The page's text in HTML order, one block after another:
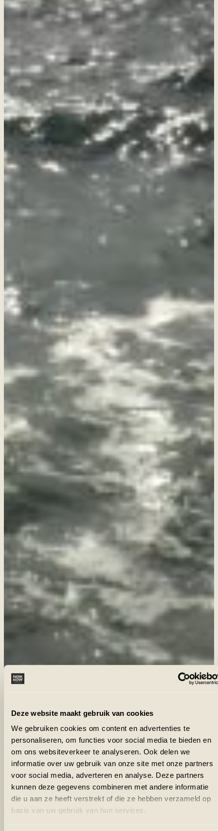
Deze website maakt gebruik van cookies
We gebruiken cookies om content en advertenties te
personaliseren, om functies voor social media te bieden en
om ons websiteverkeer te analyseren. Ook delen we
informatie over uw gebruik van onze site met onze partners
voor social media, adverteren en analyse. Deze partners
kunnen deze gegevens combineren met andere informatie
die u aan ze heeft verstrekt of die ze hebben verzameld op
basis van uw gebruik van hun services.